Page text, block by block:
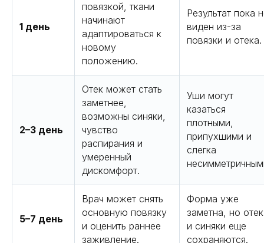
1 день
повязкой, ткани
начинают
адаптироваться к
новому
положению.
Результат пока
виден из-за
повязки и отека.
2–3 день
Отек может стать
заметнее,
возможны синяки,
чувство
распирания и
умеренный
дискомфорт.
Уши могут
казаться
плотными,
припухшими и
слегка
5–7 день
Врач может снять
основную повязку
и оценить раннее
заживление.
Форма уже
заметна, но отек
и синяки еще
сохраняются.